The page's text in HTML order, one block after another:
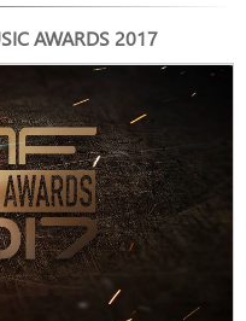
AWARDS 2017